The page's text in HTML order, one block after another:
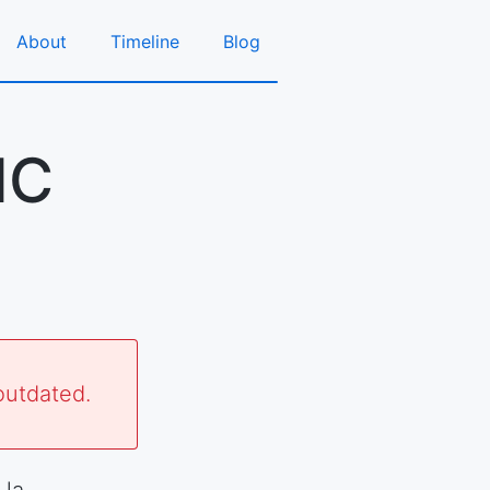
About Timeline Blog